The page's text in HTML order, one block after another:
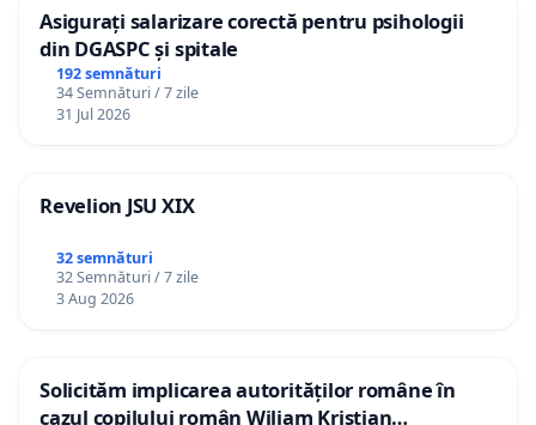
Asigurați salarizare corectă pentru psihologii
din DGASPC și spitale
192 semnături
34 Semnături / 7 zile
31 Jul 2026
Revelion JSU XIX
32 semnături
32 Semnături / 7 zile
3 Aug 2026
Solicităm implicarea autorităților române în
cazul copilului român Wiliam Kristian